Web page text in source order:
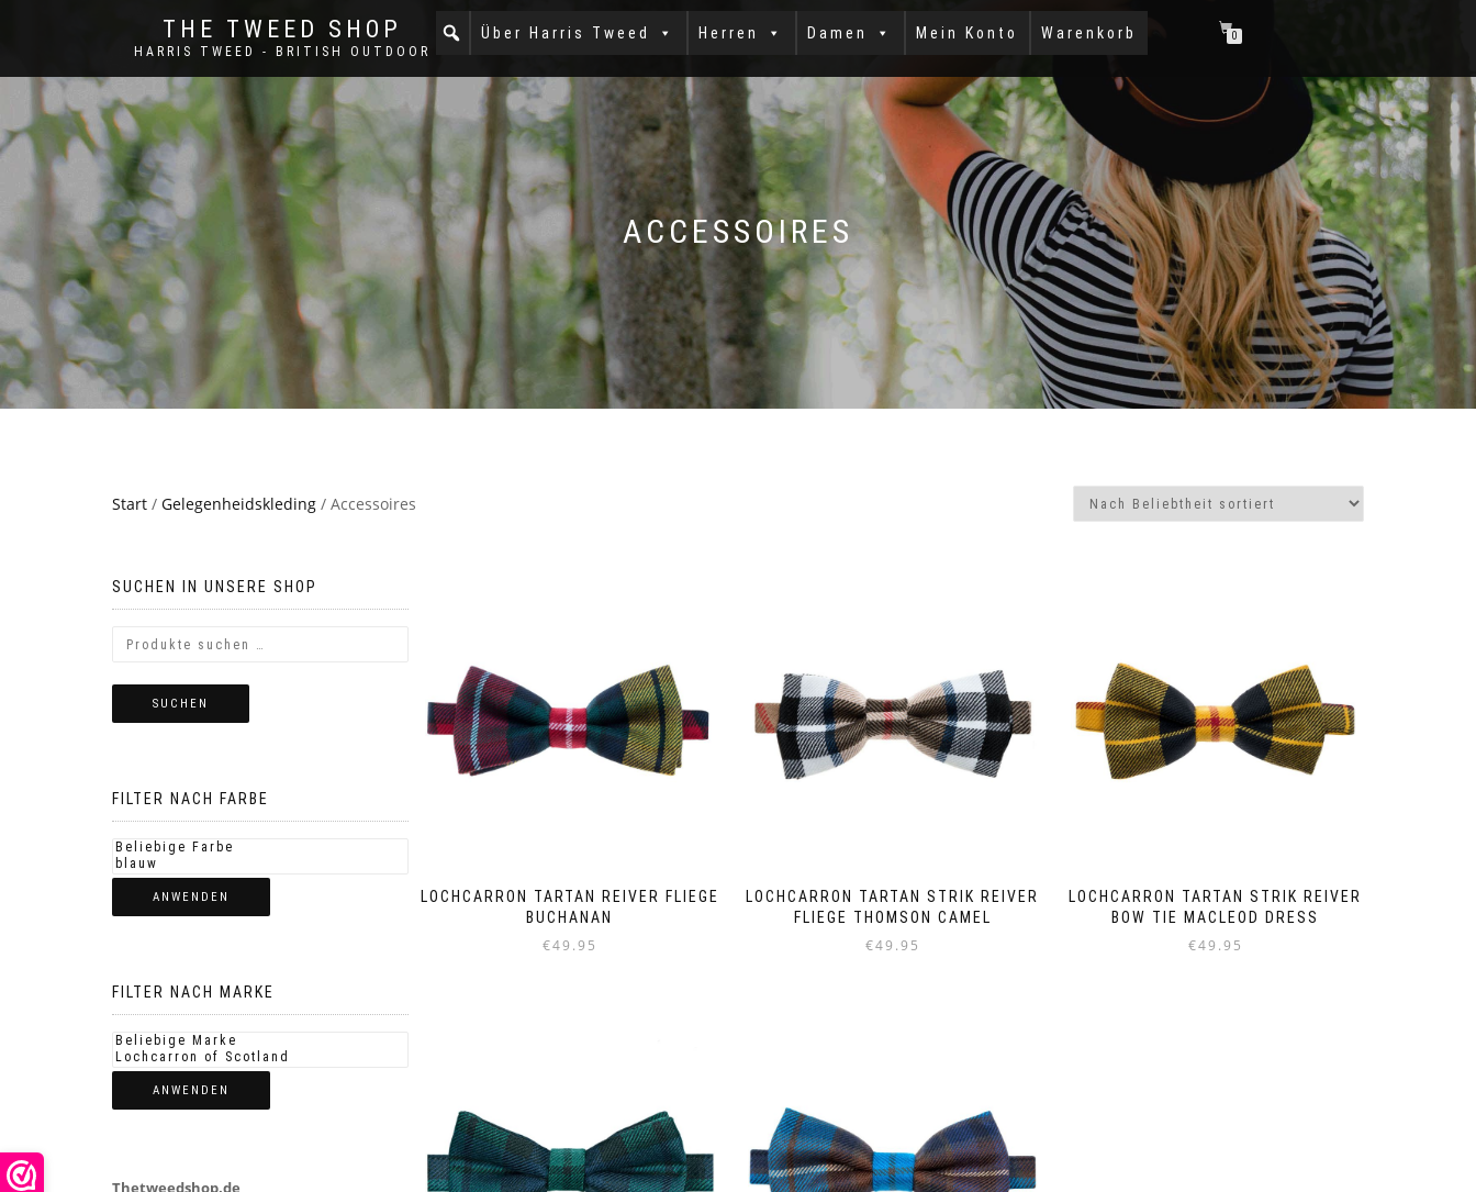
THE TWEED SHOP
HARRIS TWEED - BRITISH OUTDOOR
Über Harris Tweed Herren Damen Mein Konto Warenkorb 0
ACCESSOIRES
Start / Gelegenheidskleding / Accessoires
LOCHCARRON TARTAN REIVER FLIEGE
BUCHANAN
€49.95
LOCHCARRON TARTAN STRIK REIVER
FLIEGE THOMSON CAMEL
€49.95
LOCHCARRON TARTAN STRIK REIVER
BOW TIE MACLEOD DRESS
€49.95
SUCHEN IN UNSERE SHOP
SUCHEN
FILTER NACH FARBE
ANWENDEN
FILTER NACH MARKE
ANWENDEN
Thetweedshop.de